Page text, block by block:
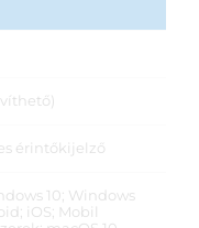
érintőkijelző
10; Windows
iOS; Mobil